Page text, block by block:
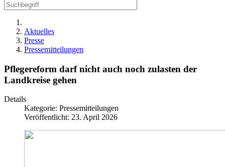
Aktuelles
Presse
Pressemitteilungen
Pflegereform darf nicht auch noch zulasten der
Landkreise gehen
Details
Kategorie: Pressemitteilungen
Veröffentlicht: 23. April 2026